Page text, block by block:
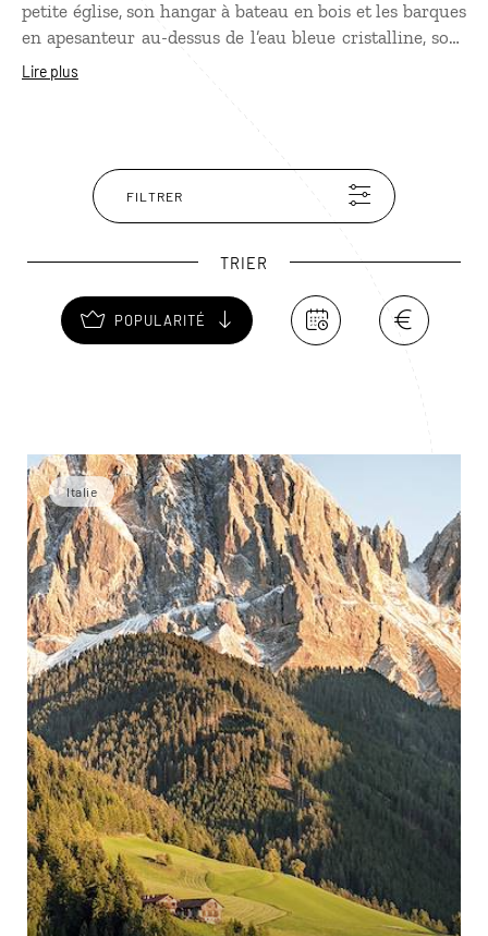
petite église, son hangar à bateau en bois et les barques
en apesanteur au-dessus de l’eau bleue cristalline, sont
extrêmement photogéniques. Star d’Instagram, le lac de
rosit. Le sentier autour du lac est adapté aux poussettes
et aux fauteuils roulants.
Lire plus
FILTRER
TRIER
POPULARITÉ
Italie